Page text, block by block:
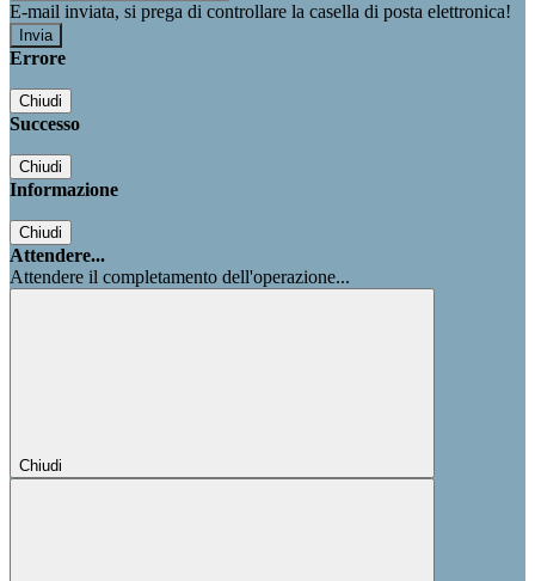
E-mail inviata, si prega di controllare la casella di posta elettronica!
Errore
Chiudi
Successo
Chiudi
Informazione
Chiudi
Attendere...
Attendere il completamento dell'operazione...
Chiudi